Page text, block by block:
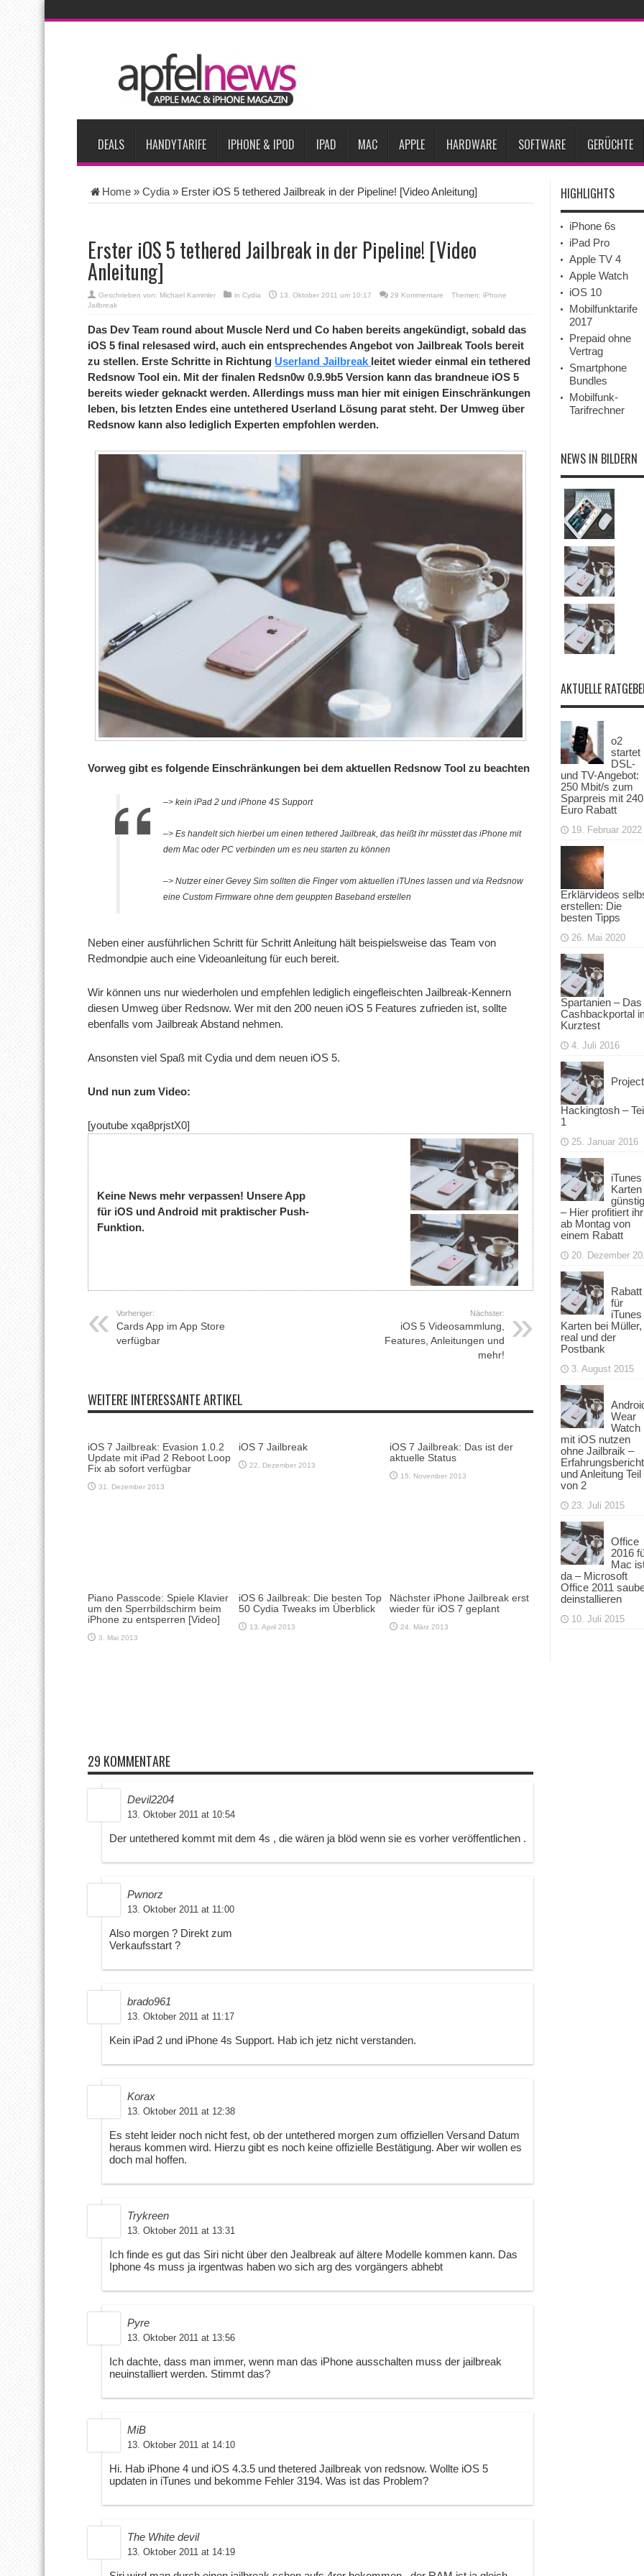
iPadOS 27 spendiert iPad zwei neue Funktionen
Apples Smartbrille könnte das nächste große Gesundheits-Gadget werden
Apples vermutete AirPods mit Kameras sollen bereits im September erscheinen
Apple erzielt 49 Prozent des weltweiten Smartphone-Umsatzes im 2. Quartal Apple verbucht Rekordzahlen im dritten Quartal 2026
DEALS HANDYTARIFE IPHONE & IPOD IPAD MAC APPLE HARDWARE SOFTWARE GERÜCHTE
Home » Cydia » Erster iOS 5 tethered Jailbreak in der Pipeline! [Video Anleitung]
Erster iOS 5 tethered Jailbreak in der Pipeline! [Video
Anleitung]
Geschrieben von: Michael Kammler in Cydia 13. Oktober 2011 um 10:17 29 Kommentare Themen: iPhone
Jailbreak
Das Dev Team round about Muscle Nerd und Co haben bereits angekündigt, sobald das
iOS 5 final relesased wird, auch ein entsprechendes Angebot von Jailbreak Tools bereit
zu stellen. Erste Schritte in Richtung Userland Jailbreak leitet wieder einmal ein tethered
Redsnow Tool ein. Mit der finalen Redsn0w 0.9.9b5 Version kann das brandneue iOS 5
bereits wieder geknackt werden. Allerdings muss man hier mit einigen Einschränkungen
leben, bis letzten Endes eine untethered Userland Lösung parat steht. Der Umweg über
Redsnow kann also lediglich Experten empfohlen werden.
Vorweg gibt es folgende Einschränkungen bei dem aktuellen Redsnow Tool zu beachten
–> kein iPad 2 und iPhone 4S Support
–> Es handelt sich hierbei um einen tethered Jailbreak, das heißt ihr müsstet das iPhone mit
dem Mac oder PC verbinden um es neu starten zu können
–> Nutzer einer Gevey Sim sollten die Finger vom aktuellen iTUnes lassen und via Redsnow
eine Custom Firmware ohne dem geuppten Baseband erstellen
Neben einer ausführlichen Schritt für Schritt Anleitung hält beispielsweise das Team von
Redmondpie auch eine Videoanleitung für euch bereit.
Wir können uns nur wiederholen und empfehlen lediglich eingefleischten Jailbreak-Kennern
diesen Umweg über Redsnow. Wer mit den 200 neuen iOS 5 Features zufrieden ist, sollte
ebenfalls vom Jailbreak Abstand nehmen.
Ansonsten viel Spaß mit Cydia und dem neuen iOS 5.
Und nun zum Video:
[youtube xqa8prjstX0]
Keine News mehr verpassen! Unsere App
für iOS und Android mit praktischer Push-
Funktion.
Vorheriger:
Cards App im App Store
verfügbar
Nächster:
iOS 5 Videosammlung,
Features, Anleitungen und
mehr!
WEITERE INTERESSANTE ARTIKEL
iOS 7 Jailbreak: Evasion 1.0.2
Update mit iPad 2 Reboot Loop
Fix ab sofort verfügbar
31. Dezember 2013
iOS 7 Jailbreak
22. Dezember 2013
iOS 7 Jailbreak: Das ist der
aktuelle Status
15. November 2013
Piano Passcode: Spiele Klavier
um den Sperrbildschirm beim
iPhone zu entsperren [Video]
3. Mai 2013
iOS 6 Jailbreak: Die besten Top
50 Cydia Tweaks im Überblick
13. April 2013
Nächster iPhone Jailbreak erst
wieder für iOS 7 geplant
24. März 2013
29 KOMMENTARE
Devil2204
13. Oktober 2011 at 10:54
Der untethered kommt mit dem 4s , die wären ja blöd wenn sie es vorher veröffentlichen .
Pwnorz
13. Oktober 2011 at 11:00
Also morgen ? Direkt zum
Verkaufsstart ?
brado961
13. Oktober 2011 at 11:17
Kein iPad 2 und iPhone 4s Support. Hab ich jetz nicht verstanden.
Korax
13. Oktober 2011 at 12:38
Es steht leider noch nicht fest, ob der untethered morgen zum offiziellen Versand Datum
heraus kommen wird. Hierzu gibt es noch keine offizielle Bestätigung. Aber wir wollen es
doch mal hoffen.
Trykreen
13. Oktober 2011 at 13:31
Ich finde es gut das Siri nicht über den Jealbreak auf ältere Modelle kommen kann. Das
Iphone 4s muss ja irgentwas haben wo sich arg des vorgängers abhebt
Pyre
13. Oktober 2011 at 13:56
Ich dachte, dass man immer, wenn man das iPhone ausschalten muss der jailbreak
neuinstalliert werden. Stimmt das?
MiB
13. Oktober 2011 at 14:10
Hi. Hab iPhone 4 und iOS 4.3.5 und thetered Jailbreak von redsnow. Wollte iOS 5
updaten in iTunes und bekomme Fehler 3194. Was ist das Problem?
The White devil
13. Oktober 2011 at 14:19
HIGHLIGHTS
iPhone 6s
iPad Pro
Apple TV 4
Apple Watch
iOS 10
Mobilfunktarife
2017
Prepaid ohne
Vertrag
Smartphone
Bundles
Mobilfunk-
Tarifrechner
NEWS IN BILDERN
AKTUELLE
o2
startet
DSL-
und TV-Angebot:
250 Mbit/s zum
Sparpreis mit 240
Euro Rabatt
19. Februar 2022
Erklärvideos
erstellen: Die
besten Tipps
26. Mai 2020
Spartanien – Das
Cashbackportal
Kurztest
4. Juli 2016
Project
Hackingtosh –
1
25. Januar 2016
iTunes
Karten
– Hier profitiert ihr
ab Montag von
einem Rabatt
20. Dezember
Rabatt
für
iTunes
Karten bei Müller,
real und der
Postbank
3. August 2015
Wear
Watch
mit iOS nutzen
ohne Jailbraik –
Erfahrungsbericht
und Anleitung Teil
von 2
23. Juli 2015
Office
2016
Mac
da – Microsoft
Office 2011
deinstallieren
10. Juli 2015